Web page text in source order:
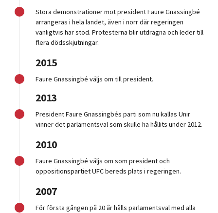
Stora demonstrationer mot president Faure Gnassingbé
arrangeras i hela landet, även i norr där regeringen
vanligtvis har stöd. Protesterna blir utdragna och leder till
flera dödsskjutningar.
2015
Faure Gnassingbé väljs om till president.
2013
President Faure Gnassingbés parti som nu kallas Unir
vinner det parlamentsval som skulle ha hållits under 2012.
2010
Faure Gnassingbé väljs om som president och
oppositionspartiet UFC bereds plats i regeringen.
2007
För första gången på 20 år hålls parlamentsval med alla